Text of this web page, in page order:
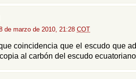
de marzo de 2010, 21:28 COT
coincidencia que el escudo que
al carbón del escudo